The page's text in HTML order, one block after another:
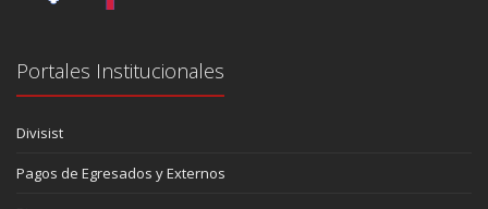
Portales Institucionales
Divisist
Pagos de Egresados y Externos